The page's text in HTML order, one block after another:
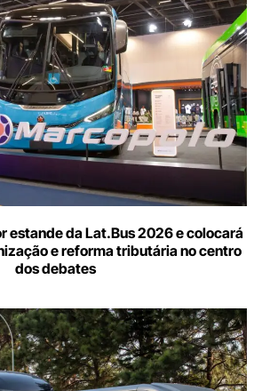
estande da Lat.Bus 2026 e colocará
e reforma tributária no centro
dos debates